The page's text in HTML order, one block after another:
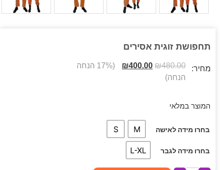
תחפושת זוגית אסירים
מחיר: ₪480.00
₪400.00
(17% הנחה
הנחה)
המוצר במלאי
בחרו מידה לאישה M
S
בחרו מידה לגבר L-XL